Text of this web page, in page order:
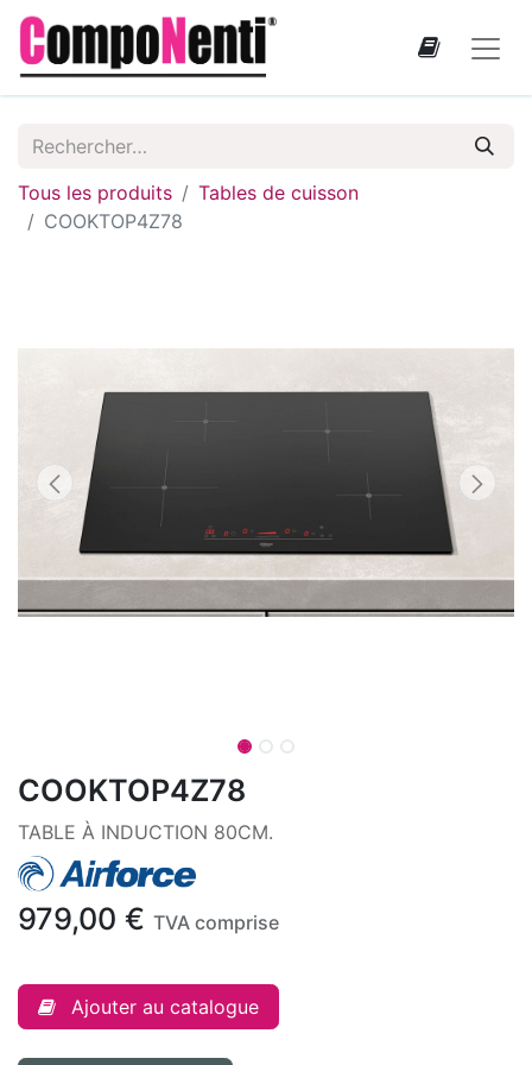
Tous les produits
Tables de cuisson
COOKTOP4Z78
COOKTOP4Z78
TABLE À INDUCTION 80CM.
979,00 € TVA comprise
Ajouter au catalogue